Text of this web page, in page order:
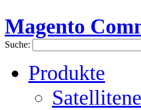
Magento
Suche:
Produkte